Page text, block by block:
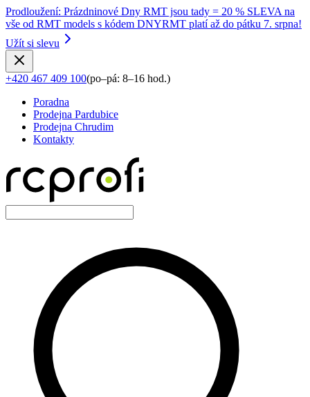
Prodloužení: Prázdninové Dny RMT jsou tady = 20 % SLEVA na
vše od RMT models s kódem DNYRMT platí až do pátku 7. srpna!
Užít si slevu
+420 467 409 100(po–pá: 8–16 hod.)
Poradna
Prodejna Pardubice
Prodejna Chrudim
Kontakty